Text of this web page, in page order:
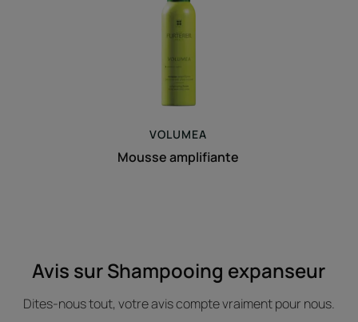
VOLUMEA
Mousse amplifiante
Avis sur Shampooing expanseur
Dites-nous tout, votre avis compte vraiment pour nous.